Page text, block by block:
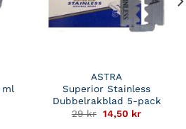
ml
ASTRA
Superior Stainless
Dubbelrakblad 5-pack
29kr Det
ursprungliga
14,50 krDet